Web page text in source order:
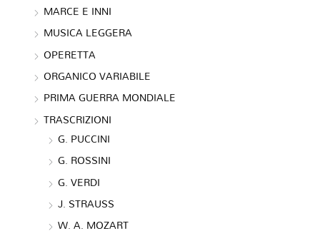
MARCE E INNI
MUSICA LEGGERA
OPERETTA
ORGANICO VARIABILE
PRIMA GUERRA MONDIALE
TRASCRIZIONI
G. PUCCINI
G. ROSSINI
G. VERDI
J. STRAUSS
W. A. MOZART